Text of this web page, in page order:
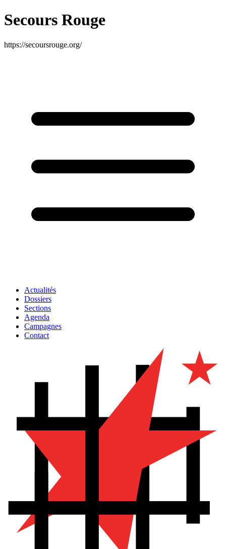
Secours Rouge
https://secoursrouge.org/
Actualités
Dossiers
Sections
Agenda
Campagnes
Contact